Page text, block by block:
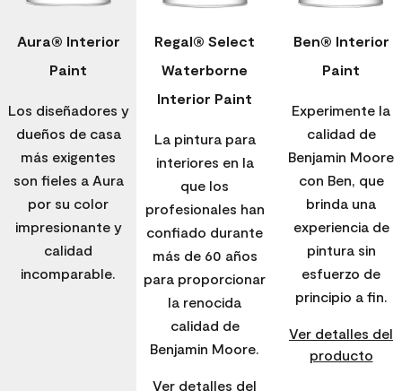
Aura® Interior
Paint
Los diseñadores y
dueños de casa
más exigentes
son fieles a Aura
por su color
impresionante y
calidad
incomparable.
Regal® Select
Waterborne
Interior Paint
La pintura para
interiores en la
que los
profesionales han
confiado durante
más de 60 años
para proporcionar
la renocida
calidad de
Benjamin Moore.
Ver detalles del
Ben® Interior
Paint
Experimente la
calidad de
Benjamin Moore
con Ben, que
brinda una
experiencia de
pintura sin
esfuerzo de
principio a fin.
Ver detalles del
producto